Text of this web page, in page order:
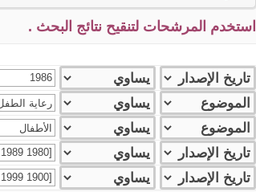
استخدم المرشحات لتنقيح نتائج البحث .